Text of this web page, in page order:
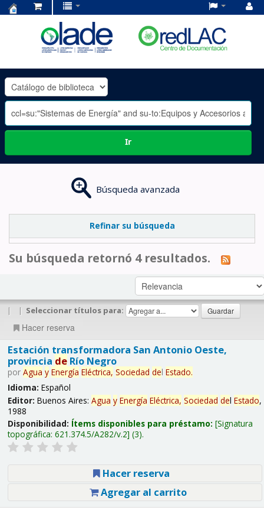
OLADE
-
Ir
Búsqueda avanzada
Refinar su búsqueda
Su búsqueda retornó 4 resultados.
| | Seleccionar títulos para:
Hacer reserva
Estación transformadora San Antonio Oeste,
provincia deRío Negro
por Agua y Energía Eléctrica, Sociedad del Estado.
Idioma: Español
Editor: Buenos Aires: Agua y Energía Eléctrica, Sociedad del Estado,
1988
Disponibilidad: Ítems disponibles para préstamo: Signatura
topográfica: 621.374.5/A282/v.2 (3).
Hacer reserva
Agregar al carrito